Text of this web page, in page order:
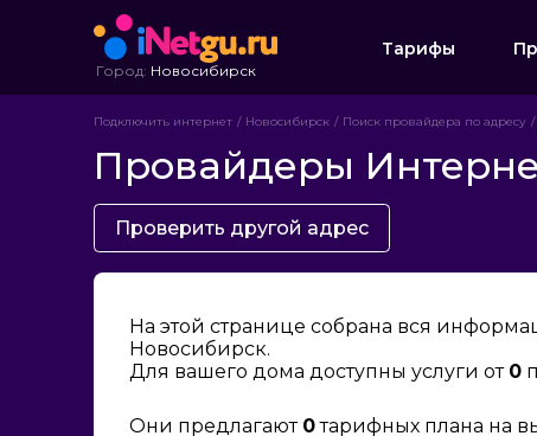
Город: Новосибирск
Тарифы
Подключить интернет Новосибирск Поиск провайдера по адресу
Провайдеры
Проверить другой адрес
На этой странице собрана вся
Новосибирск.
Для вашего дома доступны услуги от 0
Они предлагают 0тарифных плана на